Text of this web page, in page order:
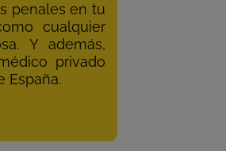
penales en tu
cualquier
Y además,
privado
España.